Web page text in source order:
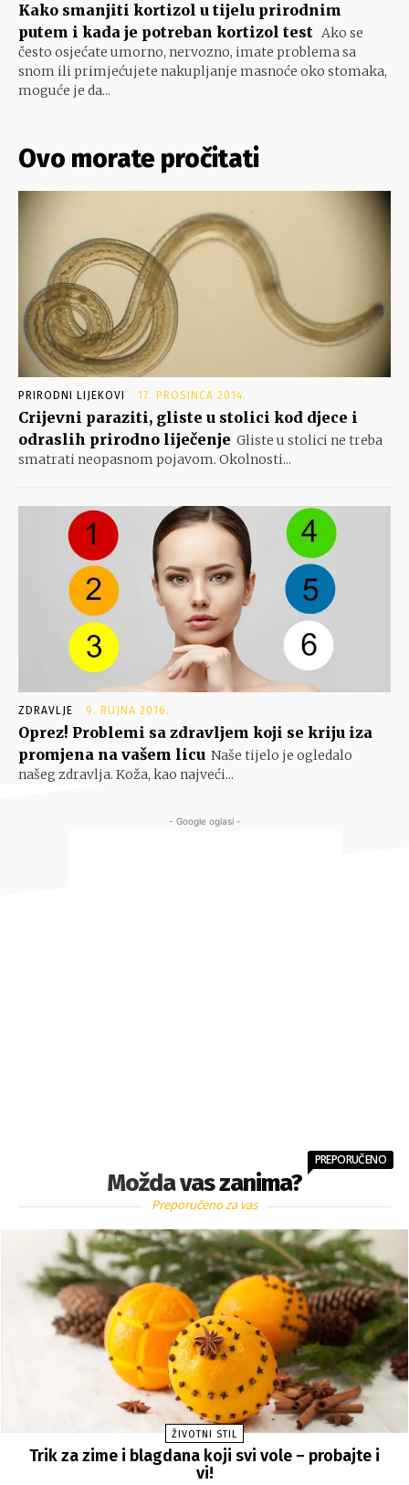
Kako smanjiti kortizol u tijelu prirodnim
putem i kada je potreban kortizol test Ako se
često osjećate umorno, nervozno, imate problema sa
snom ili primjećujete nakupljanje masnoće oko stomaka,
moguće je da...
Ovo morate pročitati
PRIRODNI LIJEKOVI 17. PROSINCA 2014.
Crijevni paraziti, gliste u stolici kod djece i
odraslih prirodno liječenje Gliste u stolici ne treba
smatrati neopasnom pojavom. Okolnosti...
ZDRAVLJE 9. RUJNA 2016.
Oprez! Problemi sa zdravljem koji se kriju iza
promjena na vašem licu Naše tijelo je ogledalo
našeg zdravlja. Koža, kao najveći...
- Google oglasi -
Možda vas zanima?
PREPORUČENO
Preporučeno za vas
ŽIVOTNI STIL
Trik za zime i blagdana koji svi vole – probajte i
vi!